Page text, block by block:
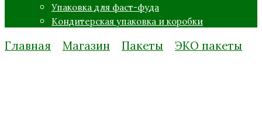
Упаковка для фаст-фуда
Кондитерская упаковка и коробки
Главная Магазин Пакеты ЭКО пакеты